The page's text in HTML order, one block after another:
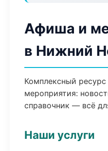
Афиша и
в Нижний
Комплексный
мероприятия:
справочник — всё
Наши услуги